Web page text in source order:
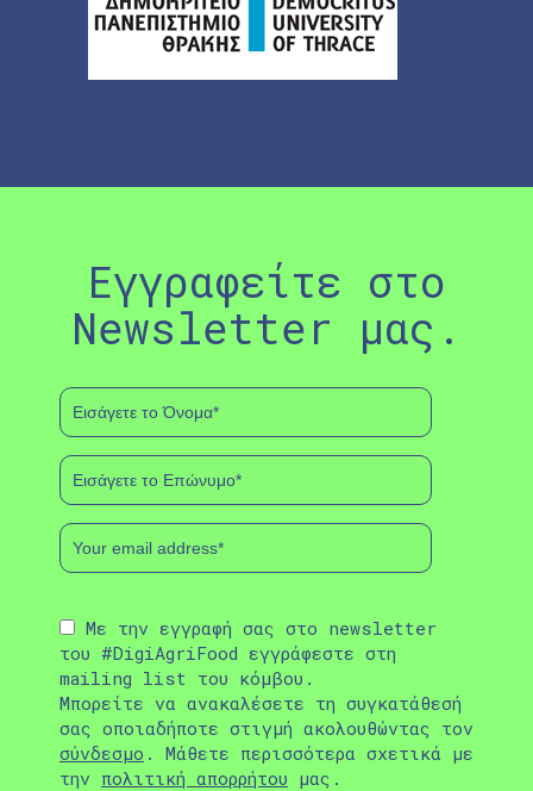
Εγγραφείτε στο
Newsletter μας.
Με την εγγραφή σας στο newsletter
του #DigiAgriFood εγγράφεστε στη
mailing list του κόμβου.
Μπορείτε να ανακαλέσετε τη συγκατάθεσή
σας οποιαδήποτε στιγμή ακολουθώντας τον
σύνδεσμο . Μάθετε περισσότερα σχετικά με
την πολιτική απορρήτου μας.